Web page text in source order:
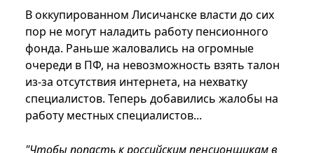
В оккупированном Лисичанске власти до сих
пор не могут наладить работу пенсионного
фонда. Раньше жаловались на огромные
очереди в ПФ, на невозможность взять талон
из-за отсутствия интернета, на нехватку
специалистов. Теперь добавились жалобы на
работу местных специалистов...
"Чтобы попасть к российским пенсионщикам в